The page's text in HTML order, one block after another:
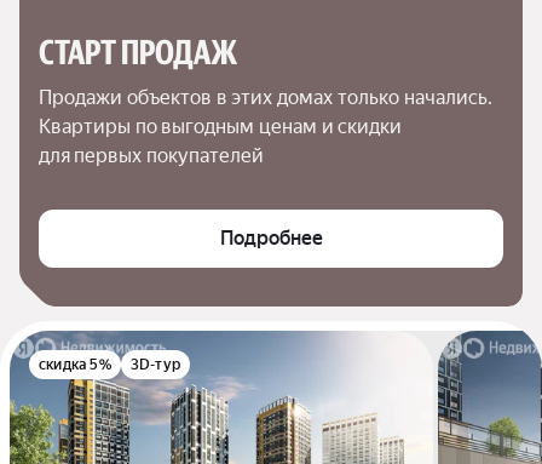
СТАРТ ПРОДАЖ
Продажи объектов в этих домах только начались.
Квартиры по выгодным ценам и скидки
для первых покупателей
Подробнее
скидка 5% 3D-тур